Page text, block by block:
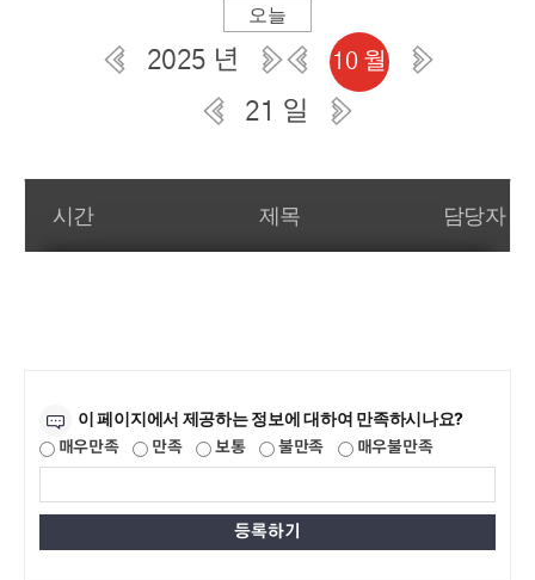
오늘
2025 년 10 월
21 일
일간 부서일정관리
시간 제목 담당자
이 페이지에서 제공하는 정보에 대하여 만족하시나요?
매우만족 만족 보통 불만족 매우불만족